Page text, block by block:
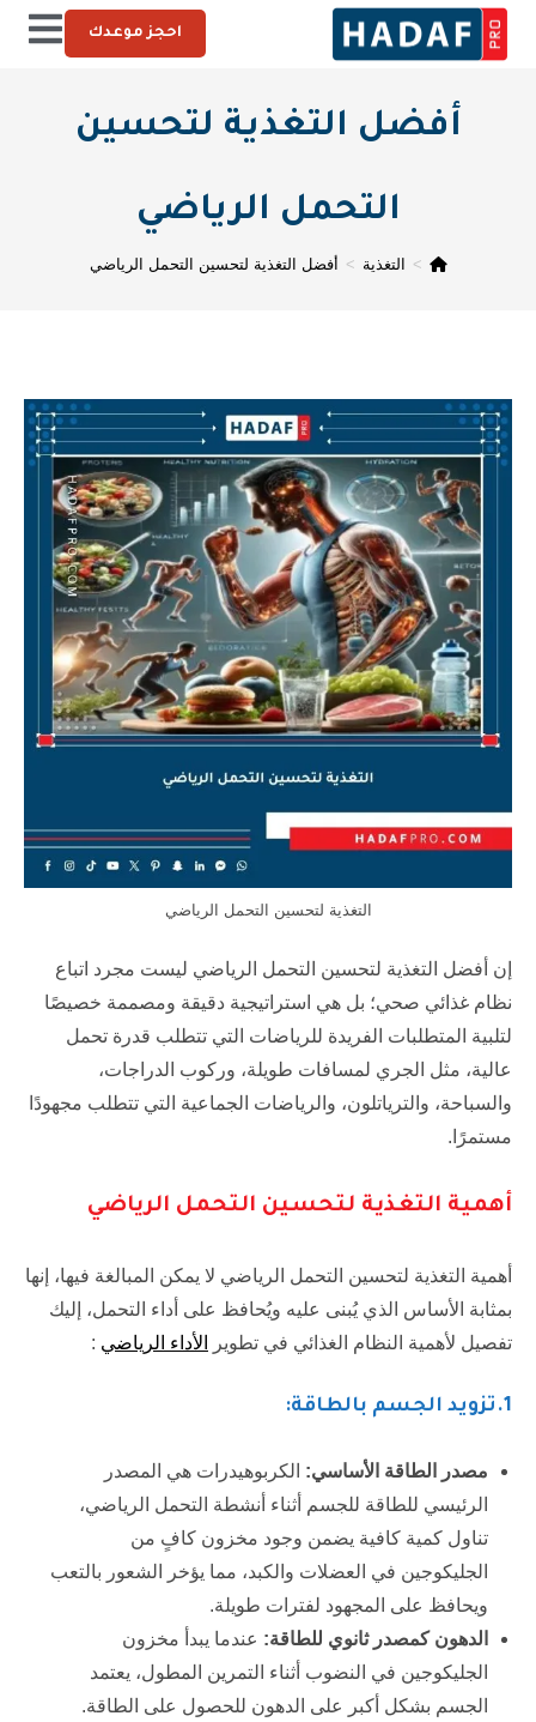
احجز موعدك
أفضل التغذية لتحسين
التحمل الرياضي
> التغذية > أفضل التغذية لتحسين التحمل الرياضي
التغذية لتحسين التحمل الرياضي
إن أفضل التغذية لتحسين التحمل الرياضي ليست مجرد اتباع
نظام غذائي صحي؛ بل هي استراتيجية دقيقة ومصممة خصيصًا
لتلبية المتطلبات الفريدة للرياضات التي تتطلب قدرة تحمل
عالية، مثل الجري لمسافات طويلة، وركوب الدراجات،
والسباحة، والترياتلون، والرياضات الجماعية التي تتطلب مجهودًا
مستمرًا.
أهمية التغذية لتحسين التحمل الرياضي
أهمية التغذية لتحسين التحمل الرياضي لا يمكن المبالغة فيها، إنها
بمثابة الأساس الذي يُبنى عليه ويُحافظ على أداء التحمل، إليك
تفصيل لأهمية النظام الغذائي في تطوير
الأداء الرياضي :
1.تزويد الجسم بالطاقة:
مصدر الطاقة الأساسي: الكربوهيدرات هي المصدر
الرئيسي للطاقة للجسم أثناء أنشطة التحمل الرياضي،
تناول كمية كافية يضمن وجود مخزون كافٍ من
الجليكوجين في العضلات والكبد، مما يؤخر الشعور بالتعب
ويحافظ على المجهود لفترات طويلة.
الدهون كمصدر ثانوي للطاقة: عندما يبدأ مخزون
الجليكوجين في النضوب أثناء التمرين المطول، يعتمد
الجسم بشكل أكبر على الدهون للحصول على الطاقة.